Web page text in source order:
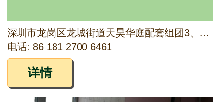
深圳市龙岗区龙城街道天昊华庭配套组团3、组团4
电话: 86 181 2700 6461
详情